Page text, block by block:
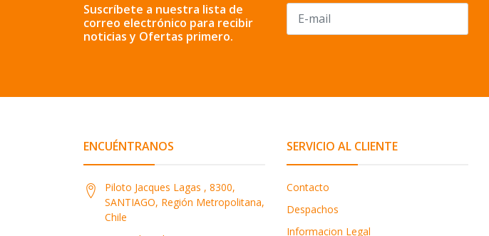
Suscríbete a nuestra lista de
correo electrónico para recibir
noticias y Ofertas primero.
ENCUÉNTRANOS
Piloto Jacques Lagas , 8300,
SANTIAGO, Región Metropolitana,
Chile
SERVICIO AL CLIENTE
Contacto
Despachos
Informacion Legal